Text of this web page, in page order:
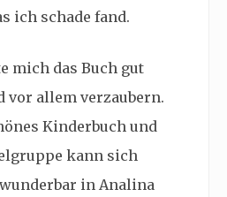
ich schade fand.
mich das Buch gut
vor allem verzaubern.
Kinderbuch und
kann sich
in Analina